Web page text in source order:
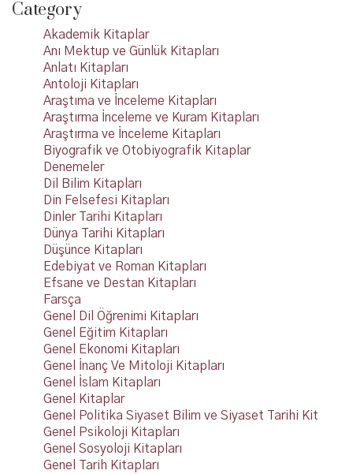
Category
Akademik Kitaplar
Anı Mektup ve Günlük Kitapları
Anlatı Kitapları
Antoloji Kitapları
Araştıma ve İnceleme Kitapları
Araştırma İnceleme ve Kuram Kitapları
Araştırma ve İnceleme Kitapları
Biyografik ve Otobiyografik Kitaplar
Denemeler
Dil Bilim Kitapları
Din Felsefesi Kitapları
Dinler Tarihi Kitapları
Dünya Tarihi Kitapları
Düşünce Kitapları
Edebiyat ve Roman Kitapları
Efsane ve Destan Kitapları
Farsça
Genel Dil Öğrenimi Kitapları
Genel Eğitim Kitapları
Genel Ekonomi Kitapları
Genel İnanç Ve Mitoloji Kitapları
Genel İslam Kitapları
Genel Kitaplar
Genel Politika Siyaset Bilim ve Siyaset Tarihi Kit
Genel Psikoloji Kitapları
Genel Sosyoloji Kitapları
Genel Tarih Kitapları